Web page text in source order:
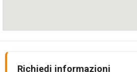
Richiedi informazioni